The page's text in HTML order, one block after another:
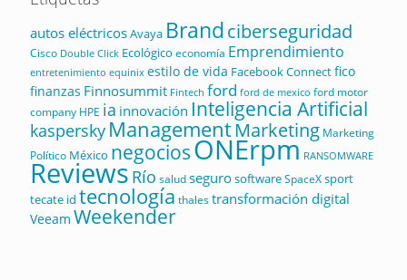
autos eléctricosAvaya Brandciberseguridad
Cisco Double Click Ecológico economía Emprendimiento
entretenimiento equinix estilo de vida Facebook Connectfico
finanzas Finnosummit Fintech ford ford de mexico ford motor
company HPE ia innovación Inteligencia Artificial
kaspersky ManagementMarketing Marketing
Político México negociosONErpm RANSOMWARE
Reviews Río saludsegurosoftwareSpaceXsport
tecate id tecnología thalestransformación digital
Veeam Weekender